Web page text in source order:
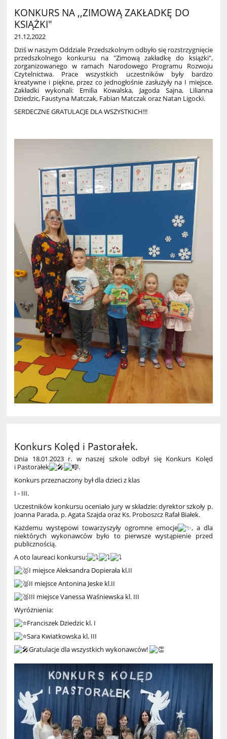
KONKURS NA ,,ZIMOWĄ ZAKŁADKĘ DO
KSIĄŻKI"
21.12,2022
Dziś w naszym Oddziale Przedszkolnym odbyło się rozstrzygnięcie
przedszkolnego konkursu na "Zimową zakładkę do książki",
zorganizowanego w ramach Narodowego Programu Rozwoju
Czytelnictwa. Prace wszystkich uczestników były bardzo
kreatywne i piękne, przez co jednogłośnie zasłużyły na I miejsce.
Zakładki wykonali: Emilia Kowalska, Jagoda Sajna, Lilianna
Dziedzic, Faustyna Matczak, Fabian Matczak oraz Natan Ligocki.
SERDECZNE GRATULACJE DLA WSZYSTKICH!!!
Konkurs Kolęd i Pastorałek.
Dnia 18.01.2023 r. w naszej szkole odbył się Konkurs Kolęd
i Pastorałek
.
Konkurs przeznaczony był dla dzieci z klas
I - III.
Uczestników konkursu oceniało jury w składzie: dyrektor szkoły p.
Joanna Parada, p. Agata Szajda oraz Ks. Proboszcz Rafał Białek.
Każdemu występowi towarzyszyły ogromne emocje
, a dla
niektórych wykonawców było to pierwsze wystąpienie przed
publicznością.
A oto laureaci konkursu:
I miejsce Aleksandra Dopierała kl.II
II miejsce Antonina Jeske kl.II
III miejsce Vanessa Waśniewska kl. III
Wyróżnienia:
Franciszek Dziedzic kl. I
Sara Kwiatkowska kl. III
Gratulacje dla wszystkich wykonawców!